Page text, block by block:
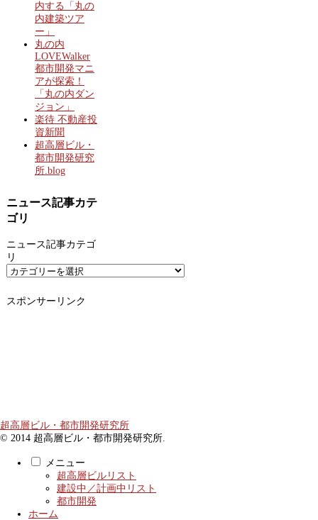
内する「丸の
内建築ツア
ー」
丸の内
LOVEWalker
都市開発マニ
アが探索！
「丸の内ダン
ジョン」
楽待 不動産投
資新聞
超高層ビル・
都市開発研究
所.blog
ニュース記事カテ
ゴリ
ニュース記事カテゴ
リ
スポンサーリンク
超高層ビル・都市開発研究所
© 2014 超高層ビル・都市開発研究所.
メニュー
超高層ビルリスト
建設中／計画中リスト
都市開発
ホーム